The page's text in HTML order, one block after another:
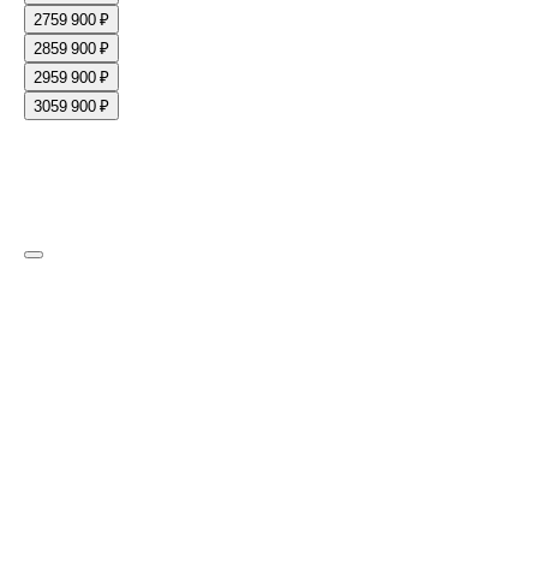
2759 900 ₽
2859 900 ₽
2959 900 ₽
3059 900 ₽